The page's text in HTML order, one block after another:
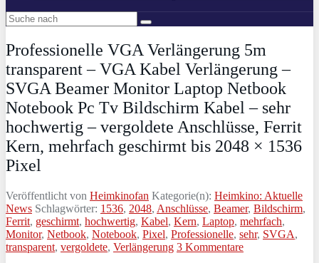
Professionelle VGA Verlängerung 5m
transparent – VGA Kabel Verlängerung –
SVGA Beamer Monitor Laptop Netbook
Notebook Pc Tv Bildschirm Kabel – sehr
hochwertig – vergoldete Anschlüsse, Ferrit
Kern, mehrfach geschirmt bis 2048 × 1536
Pixel
Veröffentlicht von Heimkinofan Kategorie(n): Heimkino: Aktuelle
News Schlagwörter: 1536, 2048, Anschlüsse, Beamer, Bildschirm,
Ferrit, geschirmt, hochwertig, Kabel, Kern, Laptop, mehrfach,
Monitor, Netbook, Notebook, Pixel, Professionelle, sehr, SVGA,
transparent, vergoldete, Verlängerung 3 Kommentare